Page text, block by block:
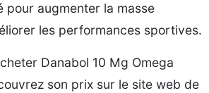
pour augmenter la masse
les performances sportives.
Danabol 10 Mg Omega
son prix sur le site web de